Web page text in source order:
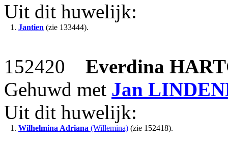
Uit dit huwelijk:
1. Jantien (zie 133444).
152420 Everdina
Gehuwd met Jan
Uit dit huwelijk:
1. Wilhelmina Adriana (Willemina) (zie 152418).